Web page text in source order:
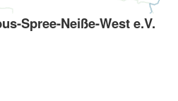
Spree-Neiße-West e.V.